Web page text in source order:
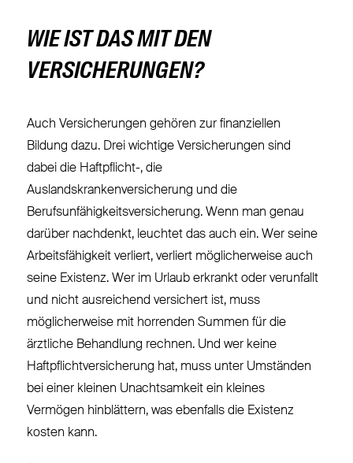
WIE IST DAS MIT DEN
VERSICHERUNGEN?
Auch Versicherungen gehören zur finanziellen
Bildung dazu. Drei wichtige Versicherungen sind
dabei die Haftpflicht-, die
Auslandskrankenversicherung und die
Berufsunfähigkeitsversicherung. Wenn man genau
darüber nachdenkt, leuchtet das auch ein. Wer seine
Arbeitsfähigkeit verliert, verliert möglicherweise auch
seine Existenz. Wer im Urlaub erkrankt oder verunfallt
und nicht ausreichend versichert ist, muss
möglicherweise mit horrenden Summen für die
ärztliche Behandlung rechnen. Und wer keine
Haftpflichtversicherung hat, muss unter Umständen
bei einer kleinen Unachtsamkeit ein kleines
Vermögen hinblättern, was ebenfalls die Existenz
kosten kann.